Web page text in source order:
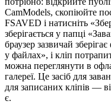
CamModels, скопіюйте
FSAVED і натисніть
зберігається у папці
браузер зазвичай
у файлах», і кліп
можна переглянути в
галереї. Це засіб для
для записаних кліпів —
є.